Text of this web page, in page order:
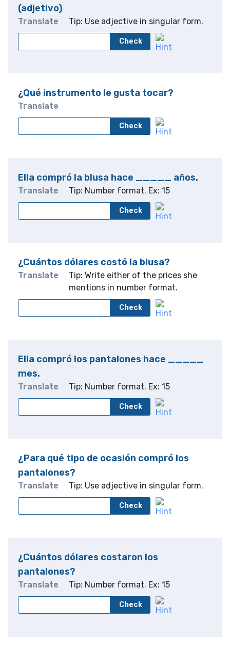
(adjetivo)
Translate Tip: Use adjective in singular form.
Check
¿Qué instrumento le gusta tocar?
Translate
Check
Ella compró la blusa hace _____ años.
Translate Tip: Number format. Ex: 15
Check
¿Cuántos dólares costó la blusa?
Translate
Tip: Write either of the prices she
mentions in number format.
Check
Ella compró los pantalones hace _____
mes.
Translate Tip: Number format. Ex: 15
Check
¿Para qué tipo de ocasión compró los
pantalones?
Translate Tip: Use adjective in singular form.
Check
¿Cuántos dólares costaron los
pantalones?
Translate Tip: Number format. Ex: 15
Check